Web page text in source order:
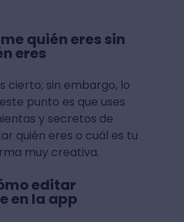
quién eres sin
eres
cierto; sin embargo, lo
punto es que uses
y secretos de
quién eres o cuál es tu
muy creativa.
editar
en la app